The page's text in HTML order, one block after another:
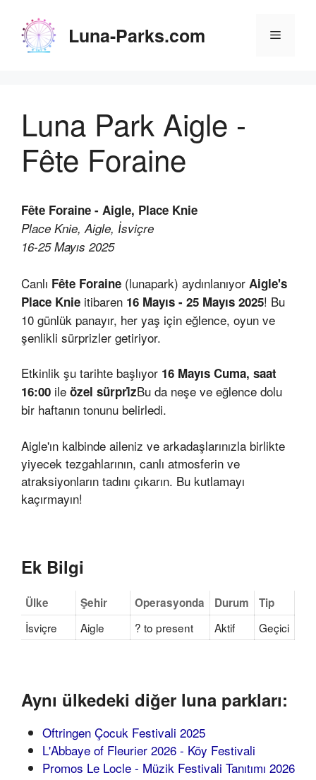
Luna-Parks.com Menü
Luna Park Aigle -
Fête Foraine
Fête Foraine - Aigle, Place Knie
Place Knie, Aigle, İsviçre
16-25 Mayıs 2025
Canlı Fête Foraine (lunapark) aydınlanıyor Aigle's
Place Knie itibaren 16 Mayıs - 25 Mayıs 2025! Bu
10 günlük panayır, her yaş için eğlence, oyun ve
şenlikli sürprizler getiriyor.
Etkinlik şu tarihte başlıyor 16 Mayıs Cuma, saat
16:00 ile özel sürpri̇zBu da neşe ve eğlence dolu
bir haftanın tonunu belirledi.
Aigle'ın kalbinde aileniz ve arkadaşlarınızla birlikte
yiyecek tezgahlarının, canlı atmosferin ve
atraksiyonların tadını çıkarın. Bu kutlamayı
kaçırmayın!
Ek Bilgi
Ülke Şehir Operasyonda Durum
Tip
İsviçre
Aigle ? to present Aktif Geçici
Aynı ülkedeki diğer luna parkları:
Oftringen Çocuk Festivali 2025
L'Abbaye of Fleurier 2026 - Köy Festivali
Promos Le Locle - Müzik Festivali Tanıtımı 2026